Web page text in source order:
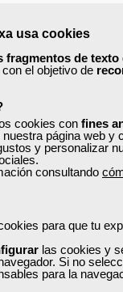
usa cookies
fragmentos de texto
con el objetivo de
cookies con fines
página web y
y personalizar
consultando
para que tu
las cookies y
Si no
para la